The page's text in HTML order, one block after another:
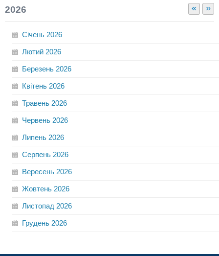
« »
2026
Січень 2026
Лютий 2026
Березень 2026
Квітень 2026
Травень 2026
Червень 2026
Липень 2026
Серпень 2026
Вересень 2026
Жовтень 2026
Листопад 2026
Грудень 2026